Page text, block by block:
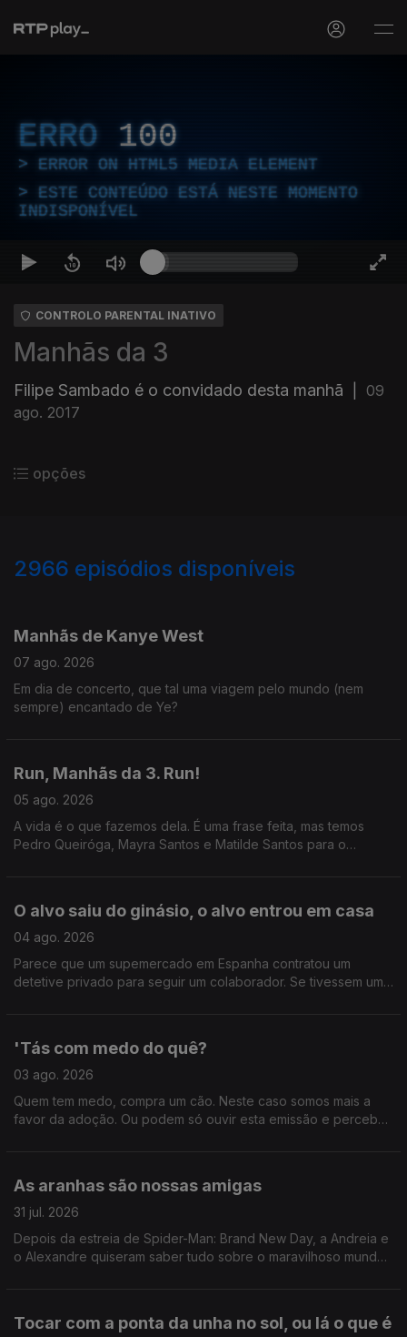
ERRO 100
ERROR ON HTML5 MEDIA ELEMENT
ESTE CONTEÚDO ESTÁ NESTE MOMENTO
INDISPONÍVEL
CONTROLO PARENTAL INATIVO
Manhãs da 3
Filipe Sambado é o convidado desta manhã
09
ago. 2017
opções
2966 episódios disponíveis
Manhãs de Kanye West
07 ago. 2026
Em dia de concerto, que tal uma viagem pelo mundo (nem
sempre) encantado de Ye?
Run, Manhãs da 3. Run!
05 ago. 2026
A vida é o que fazemos dela. É uma frase feita, mas temos
Pedro Queiróga, Mayra Santos e Matilde Santos para o
O alvo saiu do ginásio, o alvo entrou em casa
04 ago. 2026
Parece que um supemercado em Espanha contratou um
detetive privado para seguir um colaborador. Se tivessem um
'Tás com medo do quê?
03 ago. 2026
Quem tem medo, compra um cão. Neste caso somos mais a
favor da adoção. Ou podem só ouvir esta emissão e perceber
As aranhas são nossas amigas
31 jul. 2026
Depois da estreia de Spider-Man: Brand New Day, a Andreia e
o Alexandre quiseram saber tudo sobre o maravilhoso mundo
Tocar com a ponta da unha no sol, ou lá o que é